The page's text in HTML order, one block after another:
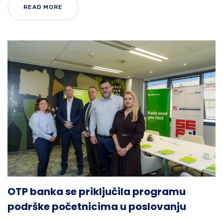
READ MORE
OTP banka se priključila programu
podrške početnicima u poslovanju